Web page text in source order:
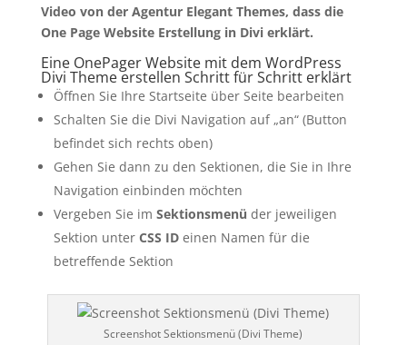
Video von der Agentur Elegant Themes, dass die
One Page Website Erstellung in Divi erklärt.
Eine OnePager Website mit dem WordPress
Divi Theme erstellen Schritt für Schritt erklärt
Öffnen Sie Ihre Startseite über Seite bearbeiten
Schalten Sie die Divi Navigation auf „an“ (Button
befindet sich rechts oben)
Gehen Sie dann zu den Sektionen, die Sie in Ihre
Navigation einbinden möchten
Vergeben Sie im Sektionsmenü der jeweiligen
Sektion unter CSS IDeinen Namen für die
betreffende Sektion
Screenshot Sektionsmenü (Divi Theme)